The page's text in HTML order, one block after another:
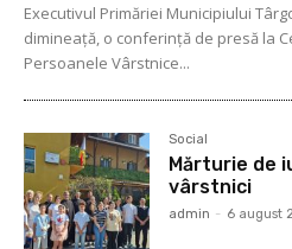
Executivul Primăriei Municipiului
dimineață, o conferință de presă la
Persoanele Vârstnice...
Social
Mărturie de
vârstnici
admin - 6 august